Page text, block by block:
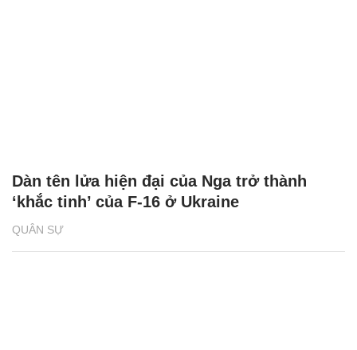
QUÂN SỰ
Dàn tên lửa hiện đại của Nga trở thành
‘khắc tinh’ của F-16 ở Ukraine